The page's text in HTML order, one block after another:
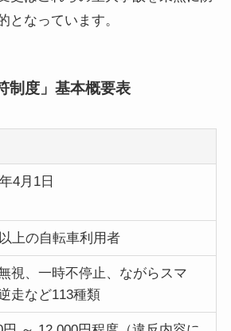
となっています。
制度」基本概要表
4月1日
上の自転車利用者
視、一時不停止、ながらスマ
走など113種類